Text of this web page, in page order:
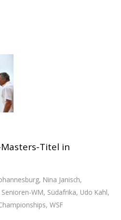
Titel in
, Nina Janisch,
Senioren-WM, Südafrika, Udo Kahl,
,WSF